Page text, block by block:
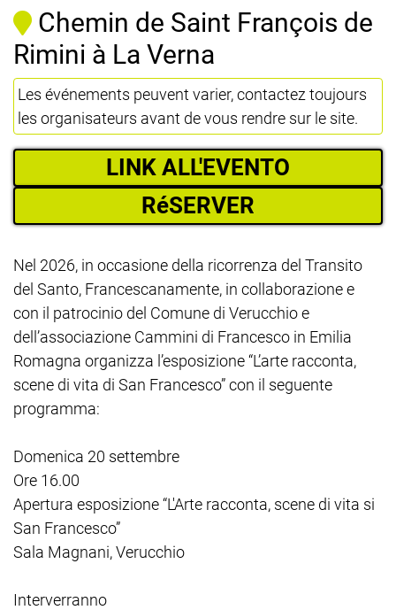
Chemin de Saint François de
Rimini à La Verna
Les événements peuvent varier, contactez toujours
les organisateurs avant de vous rendre sur le site.
LINK ALL'EVENTO
RéSERVER
Nel 2026, in occasione della ricorrenza del Transito
del Santo, Francescanamente, in collaborazione e
con il patrocinio del Comune di Verucchio e
dell’associazione Cammini di Francesco in Emilia
Romagna organizza l’esposizione “L’arte racconta,
scene di vita di San Francesco” con il seguente
programma:
Domenica 20 settembre
Ore 16.00
Apertura esposizione “L'Arte racconta, scene di vita si
San Francesco”
Sala Magnani, Verucchio
Interverranno